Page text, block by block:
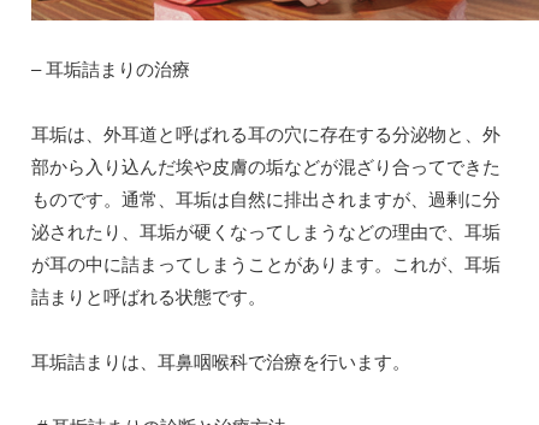
– 耳垢詰まりの治療
耳垢は、外耳道と呼ばれる耳の穴に存在する分泌物と、外
部から入り込んだ埃や皮膚の垢などが混ざり合ってできた
ものです。通常、耳垢は自然に排出されますが、過剰に分
泌されたり、耳垢が硬くなってしまうなどの理由で、耳垢
が耳の中に詰まってしまうことがあります。これが、耳垢
詰まりと呼ばれる状態です。
耳垢詰まりは、耳鼻咽喉科で治療を行います。